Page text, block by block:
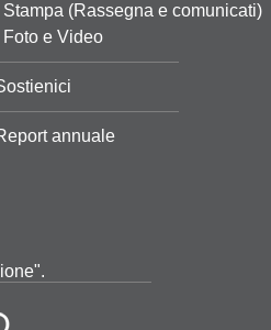
Stampa (Rassegna e comunicati)
Foto e Video
annuale